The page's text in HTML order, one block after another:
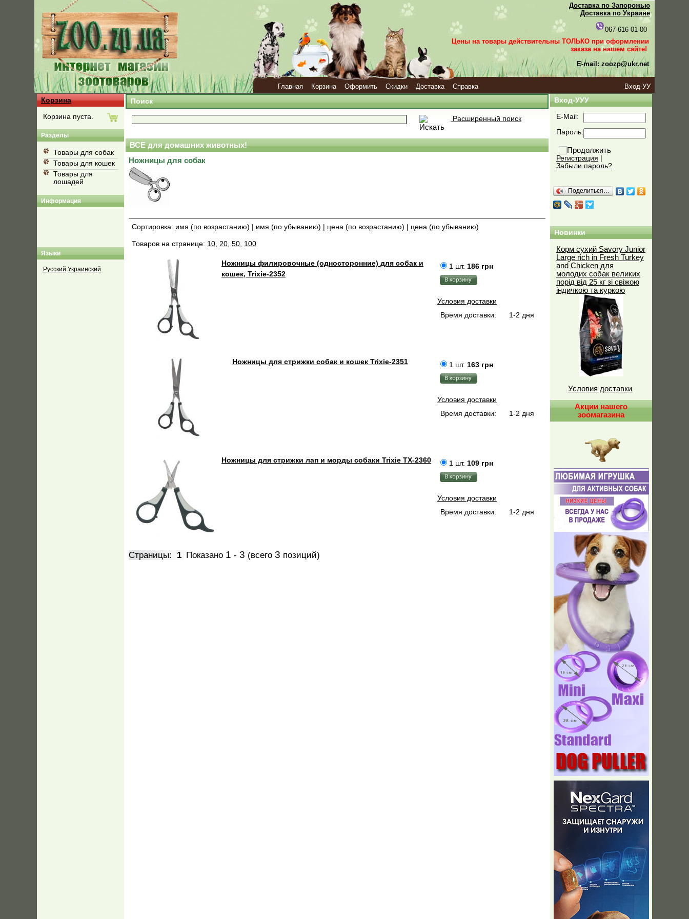
Доставка по Запорожью
Доставка по Украине
067-616-01-00
Цены на товары действительны ТОЛЬКО при оформлении
заказа на нашем сайте!
E-mail: zoozp@ukr.net
Главная Корзина Оформить Скидки Доставка Справка
Вход-УУ
Корзина
Корзина пуста.
Разделы
Товары для собак
Товары для кошек
Товары для
лошадей
Информация
Языки
Русский Украинский
Поиск
Расширенный поиск
ВСЕ для домашних животных!
Ножницы для собак
Сортировка: имя (по возрастанию) | имя (по убыванию) | цена (по возрастанию) | цена (по убыванию)
Товаров на странице: 10 20 50 100
Ножницы филировочные (односторонние) для собак и
кошек, Trixie-2352
1 шт. 186 грн
Условия доставки
Время доставки:
1-2 дня
Ножницы для стрижки собак и кошек Trixie-2351 1 шт. 163 грн
Условия доставки
Время доставки:
1-2 дня
Ножницы для стрижки лап и морды собаки Trixie TX-2360 1 шт. 109 грн
Условия доставки
Время доставки:
1-2 дня
Страницы: 1 Показано 1 - 3 (всего 3 позиций)
Вход-УУУ
E-Mail:
Пароль:
Регистрация
Забыли пароль?
Поделиться…
Новинки
Корм сухий Savory Junior
Large rich in Fresh Turkey
and Chicken для
молодих собак великих
порід від 25 кг зі свіжою
індичкою та куркою
Условия доставки
Акции нашего
зоомагазина